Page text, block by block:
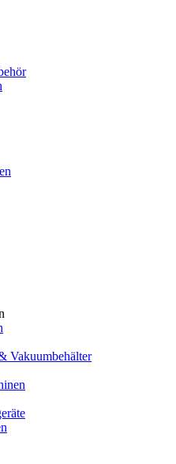
Vakuumbehälter